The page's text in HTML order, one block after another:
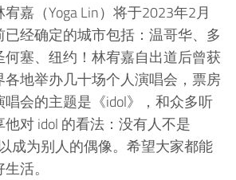
嘉（Yoga Lin）将于2023年2月
经确定的城市包括：温哥华、多
塞、纽约！林宥嘉自出道后曾获
地举办几十场个人演唱会，票房
会的主题是《idol》，和众多听
对 idol 的看法：没有人不是
成为别人的偶像。希望大家都能
活。